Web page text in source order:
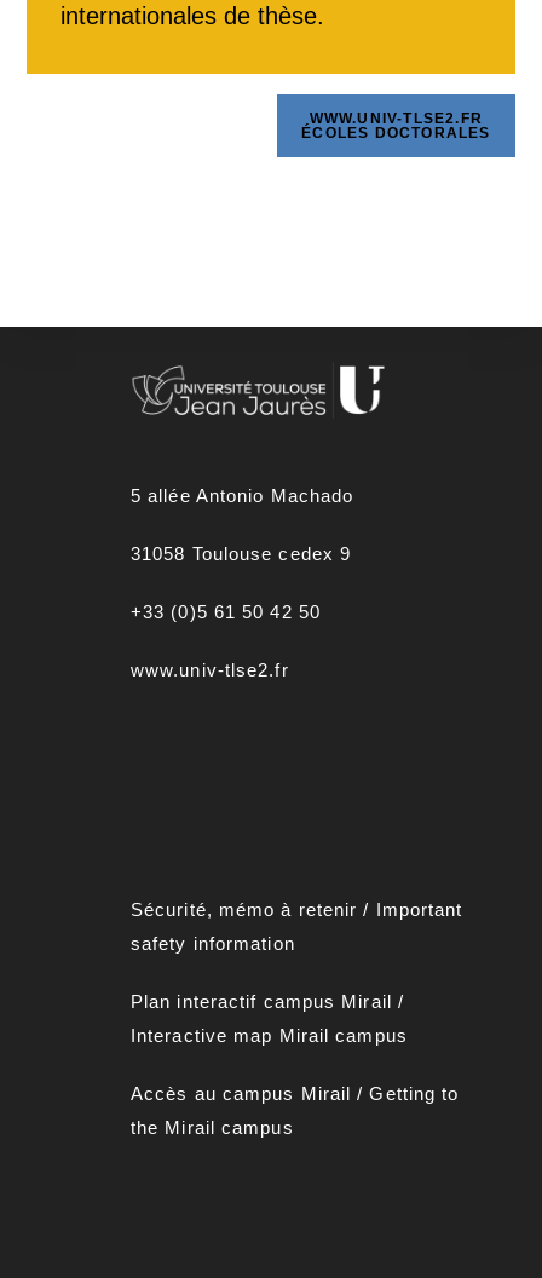
internationales de thèse.
WWW.UNIV-TLSE2.FR
ÉCOLES DOCTORALES
5 allée Antonio Machado
31058 Toulouse cedex 9
+33 (0)5 61 50 42 50
www.univ-tlse2.fr
Sécurité, mémo à retenir / Important
safety information
Plan interactif campus Mirail /
Interactive map Mirail campus
Accès au campus Mirail /Getting to
the Mirail campus